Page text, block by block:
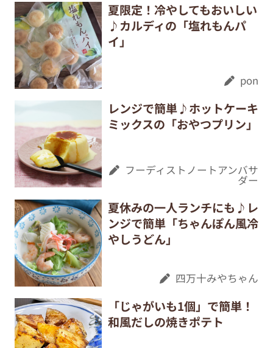
夏限定！冷やしてもおいしい
♪カルディの「塩れもんパ
イ」
pon
レンジで簡単♪ホットケーキ
ミックスの「おやつプリン」
フーディストノートアンバサ
ダー
夏休みの一人ランチにも♪レ
ンジで簡単「ちゃんぽん風冷
やしうどん」
四万十みやちゃん
「じゃがいも1個」で簡単！
和風だしの焼きポテト